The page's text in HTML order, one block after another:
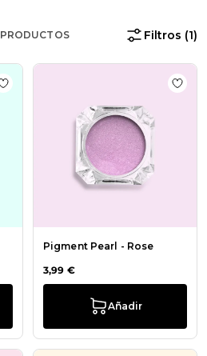
PRODUCTOS Filtros (1)
Añadir a la lista de deseos Pigment
Pigment Pearl - Rose
3,99 €
Añadir